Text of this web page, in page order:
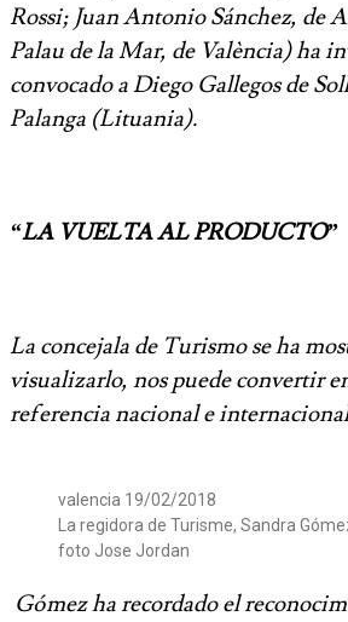
Rossi; Juan Antonio Sánchez, de
Palau de la Mar, de València) ha
convocado a Diego Gallegos de
Palanga (Lituania).
“LA VUELTA AL PRODUCTO”
La concejala de Turismo se ha
visualizarlo, nos puede convertir
referencia nacional e
valencia 19/02/2018
La regidora de Turisme, Sandra
foto Jose Jordan
Gómez ha recordado el